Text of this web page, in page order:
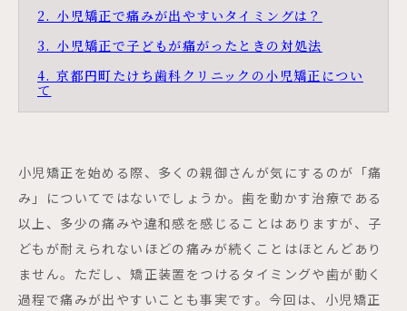
2. 小児矯正で痛みが出やすいタイミングは？
3. 小児矯正で子どもが痛がったときの対処法
4. 京都円町たけち歯科クリニックの小児矯正につい
て
小児矯正を始める際、多くの親御さんが気にするのが「痛
み」についてではないでしょうか。歯を動かす治療である
以上、多少の痛みや違和感を感じることはありますが、子
どもが耐えられないほどの痛みが続くことはほとんどあり
ません。ただし、矯正装置をつけるタイミングや歯が動く
過程で痛みが出やすいことも事実です。今回は、小児矯正